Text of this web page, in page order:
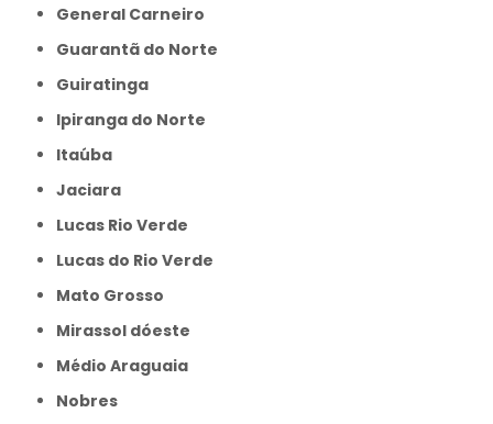
General Carneiro
Guarantã do Norte
Guiratinga
Ipiranga do Norte
Itaúba
Jaciara
Lucas Rio Verde
Lucas do Rio Verde
Mato Grosso
Mirassol dóeste
Médio Araguaia
Nobres